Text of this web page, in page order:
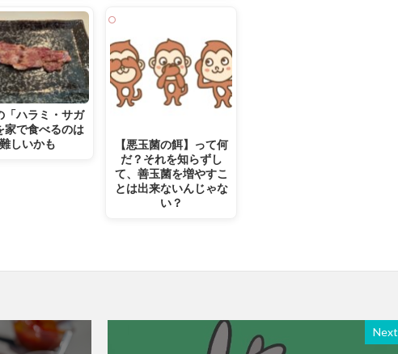
「ハラミ・サガ
家で食べるのは
難しいかも
【悪玉菌の餌】って何
だ？それを知らずし
て、善玉菌を増やすこ
とは出来ないんじゃな
い？
Next